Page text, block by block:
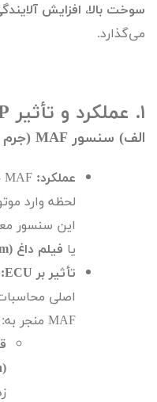
سوخت بالا، افزایش
می‌گذارد.
۱. عملکرد و تأثیر
الف) سنسور MAF (جرم
عملکرد: MAF
لحظه وارد
این سنسور
یا فیلم داغ (
تأثیر بر ECU
:
اصلی
MAF منجر به:
(